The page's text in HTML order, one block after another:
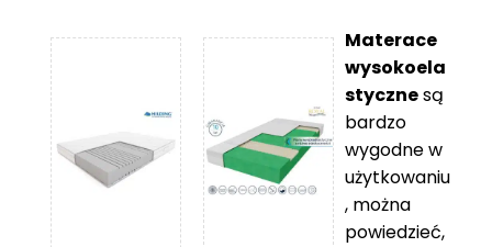
Materace
wysokoela
stycznesą
bardzo
wygodne w
użytkowaniu
, można
powiedzieć,